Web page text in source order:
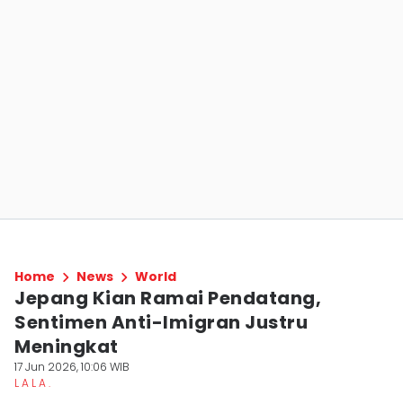
Home News World
Jepang Kian Ramai Pendatang,
Sentimen Anti-Imigran Justru
Meningkat
17 Jun 2026, 10:06 WIB
L A L A .